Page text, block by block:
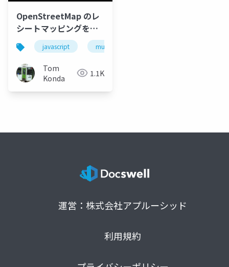
OpenStreetMap のレ
シートマッピングを手
助けするウェブアプリ
の試作 (MUG-JP ver)
javascript mugjp
Tom
Konda
1.1K
運営：株式会社アプルーシッド
利用規約